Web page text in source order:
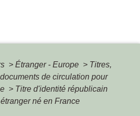
> Étranger - Europe > Titres,
de circulation pour
> Titre d'identité républicain
né en France